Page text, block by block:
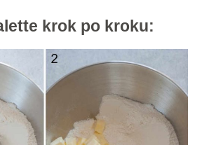
krok po kroku: